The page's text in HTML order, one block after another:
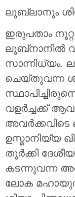
ലുബ്‌ലാനും
ഇരുപതാം
ലുബ്‌നാനിൽ
സാന്നിധ്യം.
ചെയ്തുവന്ന
വളർച്ചക്ക്
അവർക്കവിടെ
ഉസ്മാനിയ്യ
തുർക്കി
കടന്നുവന്ന
ലോക